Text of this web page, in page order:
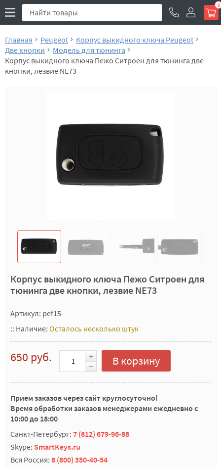
0
Главная Peugeot
Корпус выкидного ключа Peugeot
Две кнопки
Модель для тюнинга
Корпус выкидного ключа Пежо Ситроен для тюнинга две
кнопки, лезвие NE73
Корпус выкидного ключа Пежо Ситроен для
тюнинга две кнопки, лезвие NE73
Артикул: pef15
:: Наличие: Осталось несколько штук
650 руб. В корзину
Прием заказов через сайт круглосуточно!
Время обработки заказов менеджерами ежедневно с
10:00 до 18:00
Санкт-Петербург: 7 (812) 679-96-88
Skype: SmartKeys.ru
Вся Россия: 8 (800) 350-40-54